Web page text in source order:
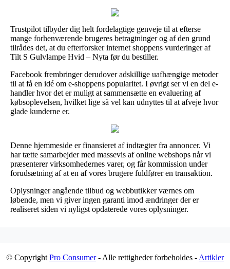
Trustpilot tilbyder dig helt fordelagtige genveje til at efterse
mange forhenværende brugeres betragtninger og af den grund
tilrådes det, at du efterforsker internet shoppens vurderinger af
Tilt S Gulvlampe Hvid – Nyta før du bestiller.
Facebook frembringer derudover adskillige uafhængige metoder
til at få en idé om e-shoppens popularitet. I øvrigt ser vi en del e-
handler hvor det er muligt at sammensætte en evaluering af
købsoplevelsen, hvilket lige så vel kan udnyttes til at afveje hvor
glade kunderne er.
Denne hjemmeside er finansieret af indtægter fra annoncer. Vi
har tætte samarbejder med massevis af online webshops når vi
præsenterer virksomhedernes varer, og får kommission under
forudsætning af at en af vores brugere fuldfører en transaktion.
Oplysninger angående tilbud og webbutikker værnes om
løbende, men vi giver ingen garanti imod ændringer der er
realiseret siden vi nyligst opdaterede vores oplysninger.
© Copyright Pro Consumer- Alle rettigheder forbeholdes - Artikler